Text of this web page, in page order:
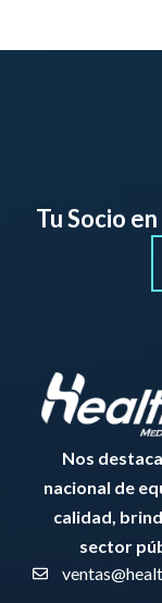
Tu Socio
Nos
nacional de
calidad,
sector